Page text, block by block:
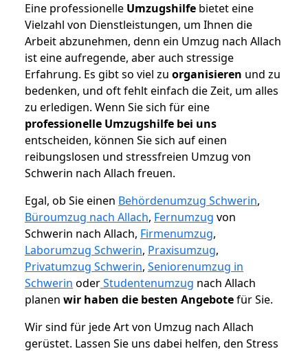
Eine professionelle Umzugshilfe bietet eine
Vielzahl von Dienstleistungen, um Ihnen die
Arbeit abzunehmen, denn ein Umzug nach Allach
ist eine aufregende, aber auch stressige
Erfahrung. Es gibt so viel zu organisieren und zu
bedenken, und oft fehlt einfach die Zeit, um alles
zu erledigen. Wenn Sie sich für eine
professionelle Umzugshilfe bei uns
entscheiden, können Sie sich auf einen
reibungslosen und stressfreien Umzug von
Schwerin nach Allach freuen.
Egal, ob Sie einen Behördenumzug Schwerin,
Büroumzug nach Allach, Fernumzug von
Schwerin nach Allach, Firmenumzug,
Laborumzug Schwerin, Praxisumzug,
Privatumzug Schwerin, Seniorenumzug in
Schwerin oderStudentenumzug nach Allach
planen wir haben die besten Angebotefür Sie.
Wir sind für jede Art von Umzug nach Allach
gerüstet. Lassen Sie uns dabei helfen, den Stress